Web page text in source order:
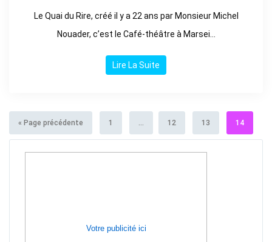
Le Quai du Rire, créé il y a 22 ans par Monsieur Michel
Nouader, c’est le Café-théâtre à Marsei...
Lire La Suite
« Page précédente 1 ... 12 13 14
Votre publicité ici